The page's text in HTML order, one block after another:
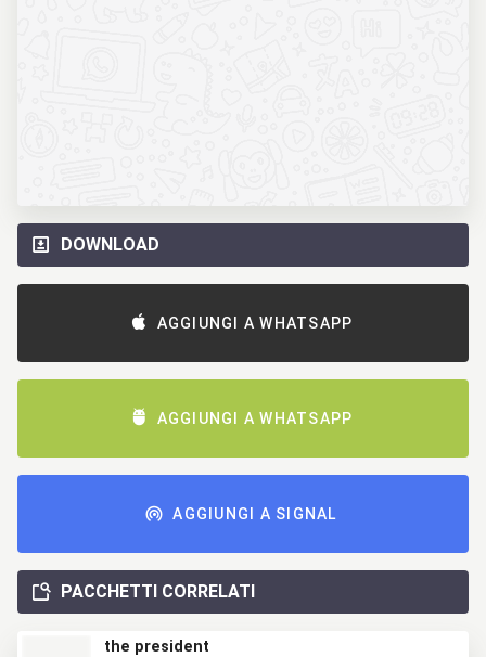
DOWNLOAD
AGGIUNGI A WHATSAPP
AGGIUNGI A WHATSAPP
AGGIUNGI A SIGNAL
PACCHETTI CORRELATI
the president